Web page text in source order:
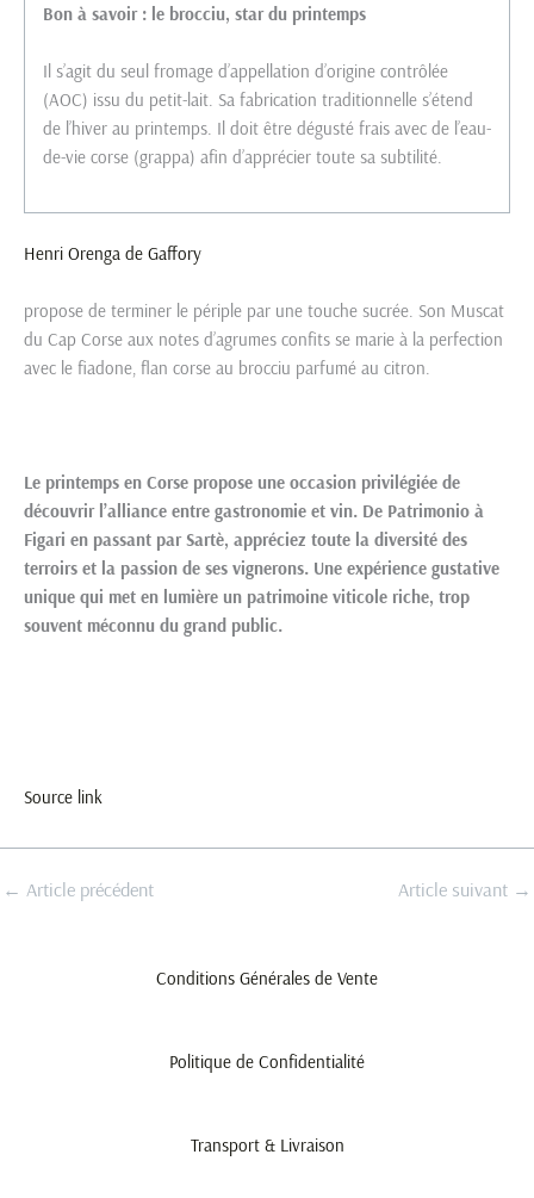
Bon à savoir : le brocciu, star du printemps
Il s’agit du seul fromage d’appellation d’origine contrôlée
(AOC) issu du petit-lait. Sa fabrication traditionnelle s’étend
de l’hiver au printemps. Il doit être dégusté frais avec de l’eau-
de-vie corse (grappa) afin d’apprécier toute sa subtilité.
Henri Orenga de Gaffory
propose de terminer le périple par une touche sucrée. Son Muscat
du Cap Corse aux notes d’agrumes confits se marie à la perfection
avec le fiadone, flan corse au brocciu parfumé au citron.
Le printemps en Corse propose une occasion privilégiée de
découvrir l’alliance entre gastronomie et vin. De Patrimonio à
Figari en passant par Sartè, appréciez toute la diversité des
terroirs et la passion de ses vignerons. Une expérience gustative
unique qui met en lumière un patrimoine viticole riche, trop
souvent méconnu du grand public.
Source link
← Article précédent Article suivant →
Conditions Générales de Vente
Politique de Confidentialité
Transport & Livraison